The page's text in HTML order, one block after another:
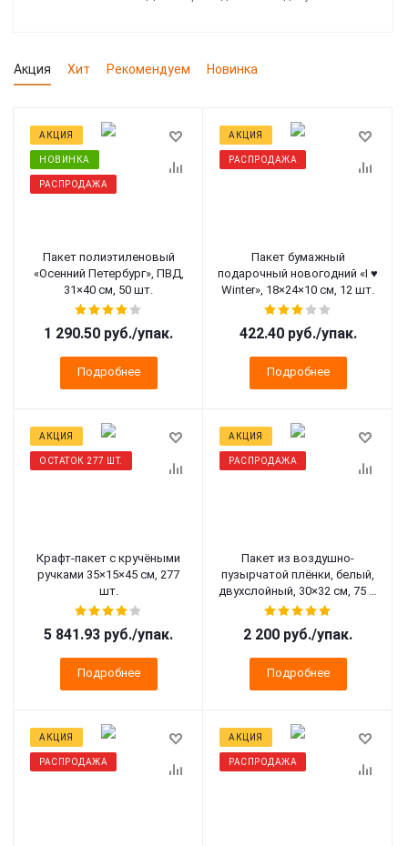
Акция Хит Рекомендуем Новинка
АКЦИЯ
НОВИНКА
РАСПРОДАЖА
Пакет полиэтиленовый
«Осенний Петербург», ПВД,
31×40 см, 50 шт.
1 290.50 руб./упак.
Подробнее
АКЦИЯ
РАСПРОДАЖА
Пакет бумажный
подарочный новогодний «I ♥
Winter», 18×24×10 см, 12 шт.
422.40 руб./упак.
Подробнее
АКЦИЯ
ОСТАТОК 277 ШТ.
Крафт-пакет с кручёными
ручками 35×15×45 см, 277
шт.
5 841.93 руб./упак.
Подробнее
АКЦИЯ
РАСПРОДАЖА
Пакет из воздушно-
пузырчатой плёнки, белый,
двухслойный, 30×32 см, 75 г/
м², с клапаном, 50 шт.
2 200 руб./упак.
Подробнее
АКЦИЯ
РАСПРОДАЖА
АКЦИЯ
РАСПРОДАЖА